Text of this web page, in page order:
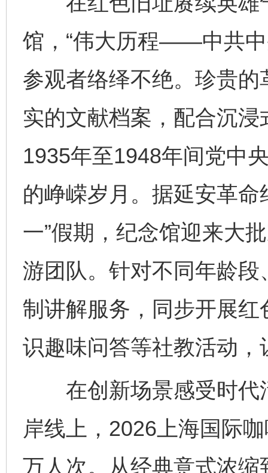
馆，“伟大历程——中共中
参观者络绎不绝。珍贵
实的文献档案，配合沉
1935年至1948年间党中
的峥嵘岁月。据延安革
一”假期，纪念馆迎来大
游团队。针对不同年龄
制讲解服务，同步开展
识趣味问答等社教活动
在创新场景感受时代
岸线上，2026上海国际
万人次。从经典意式浓